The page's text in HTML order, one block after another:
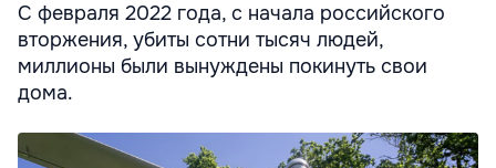
С февраля 2022 года, с начала российского
вторжения, убиты сотни тысяч людей,
миллионы были вынуждены покинуть свои
дома.